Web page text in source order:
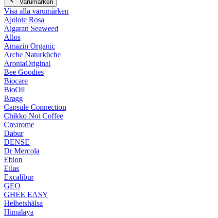
Varumärken
Visa alla varumärken
Ajolote Rosa
Algaran Seaweed
Allos
Amazin Organic
Arche Naturküche
AroniaOriginal
Bee Goodies
Biocare
BioOil
Bragg
Capsule Connection
Chikko Not Coffee
Crearome
Dabur
DENSE
Dr Mercola
Ebion
Eilas
Excalibur
GEO
GHEE EASY
Helhetshälsa
Himalaya